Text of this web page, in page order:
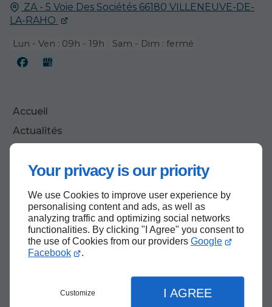
Your privacy is our priority
We use Cookies to improve user experience by
personalising content and ads, as well as
analyzing traffic and optimizing social networks
functionalities. By clicking "I Agree" you consent to
the use of Cookies from our providers Google
Facebook
.
Customize I AGREE
ZA - 5 Voie Des Sociétés 66180 VILLENEUVE-DE-
LA-RAHO
Lun - Ven : 09h - 19h Sam - Dim : fermé
Accueil
Actualités
Mentions légales
Plan du site
Haut de page